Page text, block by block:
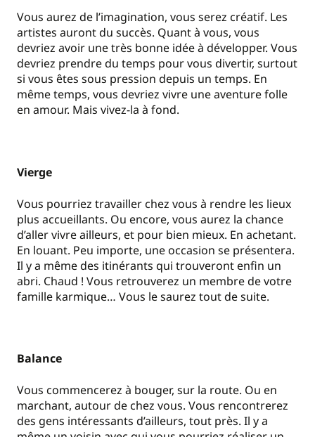
Vous aurez de l’imagination, vous serez créatif. Les
artistes auront du succès. Quant à vous, vous
devriez avoir une très bonne idée à développer. Vous
devriez prendre du temps pour vous divertir, surtout
si vous êtes sous pression depuis un temps. En
même temps, vous devriez vivre une aventure folle
en amour. Mais vivez-la à fond.
Vierge
Vous pourriez travailler chez vous à rendre les lieux
plus accueillants. Ou encore, vous aurez la chance
d’aller vivre ailleurs, et pour bien mieux. En achetant.
En louant. Peu importe, une occasion se présentera.
Il y a même des itinérants qui trouveront enfin un
abri. Chaud ! Vous retrouverez un membre de votre
famille karmique… Vous le saurez tout de suite.
Balance
Vous commencerez à bouger, sur la route. Ou en
marchant, autour de chez vous. Vous rencontrerez
des gens intéressants d’ailleurs, tout près. Il y a